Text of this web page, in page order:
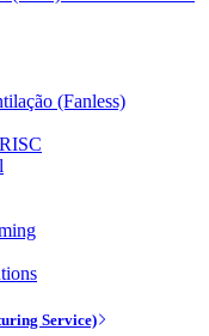
(Fanless)
Service)